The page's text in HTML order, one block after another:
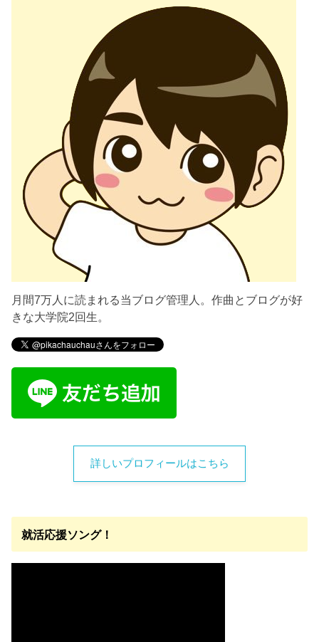
月間7万人に読まれる当ブログ管理人。作曲とブログが好
きな大学院2回生。
詳しいプロフィールはこちら
就活応援ソング！